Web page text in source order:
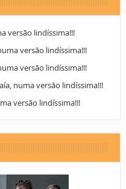
versão lindíssima!!!
versão lindíssima!!!
versão lindíssima!!!
numa versão lindíssima!!!
versão lindíssima!!!